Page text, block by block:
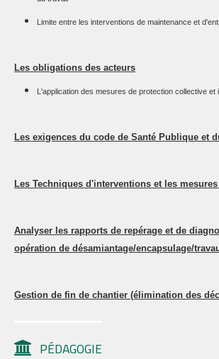
Limite entre les interventions de maintenance et
Les obligations des acteurs
L'application des mesures de protection collective et
Les exigences du code de Santé Publique et
Les Techniques d'interventions et les
Analyser les rapports de repérage et de
opération de désamiantage/encapsulage/
Gestion de fin de chantier (élimination des
PÉDAGOGIE